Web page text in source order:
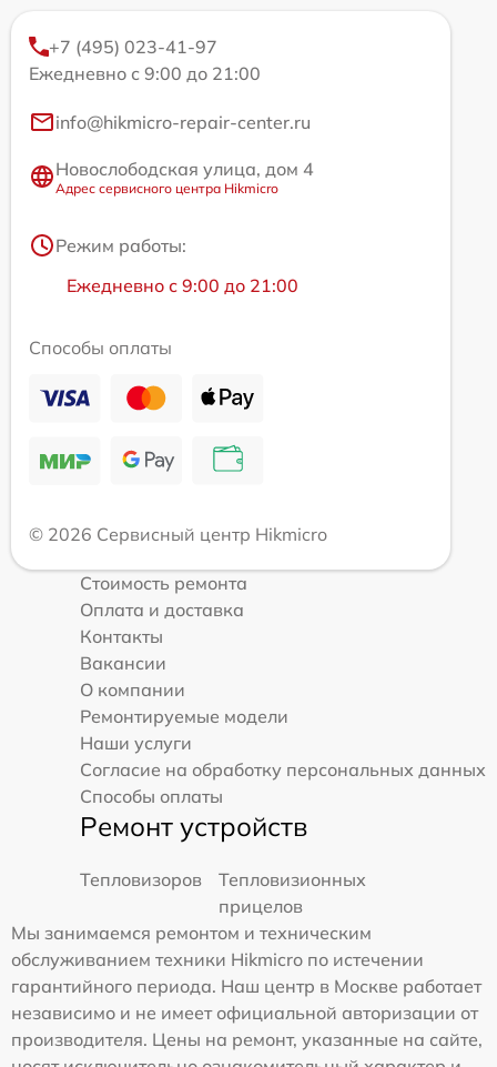
+7 (495) 023-41-97
Ежедневно с 9:00 до 21:00
info@hikmicro-repair-center.ru
Новослободская улица, дом 4
Адрес сервисного центра Hikmicro
Режим работы:
Ежедневно с 9:00 до 21:00
Способы оплаты
© 2026 Сервисный центр Hikmicro
Стоимость ремонта
Оплата и доставка
Контакты
Вакансии
О компании
Ремонтируемые модели
Наши услуги
Согласие на обработку персональных данных
Способы оплаты
Ремонт устройств
Тепловизоров
Тепловизионных
прицелов
Мы занимаемся ремонтом и техническим
обслуживанием техники Hikmicro по истечении
гарантийного периода. Наш центр в Москве работает
независимо и не имеет официальной авторизации от
производителя. Цены на ремонт, указанные на сайте,